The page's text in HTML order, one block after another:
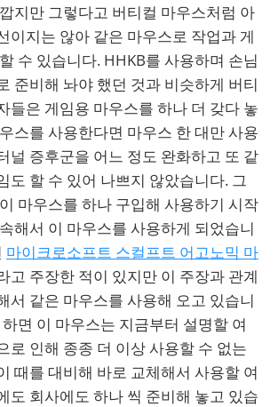
지만 그렇다고 버티컬 마우스처럼 아
이지는 않아 같은 마우스로 작업과 게
수 있습니다. HHKB를 사용하며 손님
준비해 놔야 했던 것과 비슷하게 버티
들은 게임용 마우스를 하나 더 갖다 놓
스를 사용한다면 마우스 한 대만 사용
널 증후군을 어느 정도 완화하고 또 같
도 할 수 있어 나쁘지 않았습니다. 그
마우스를 하나 구입해 사용하기 시작
해서 이 마우스를 사용하게 되었습니
마이크로소프트 스컬프트 어고노믹 마
고 주장한 적이 있지만 이 주장과 관계
서 같은 마우스를 사용해 오고 있습니
면 이 마우스는 지금부터 설명할 여
로 인해 종종 더 이상 사용할 수 없는
때를 대비해 바로 교체해서 사용할 여
도 회사에도 하나 씩 준비해 놓고 있습